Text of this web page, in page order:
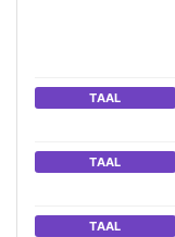
TAAL
TAAL
TAAL